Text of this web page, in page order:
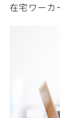
在宅ワーカ